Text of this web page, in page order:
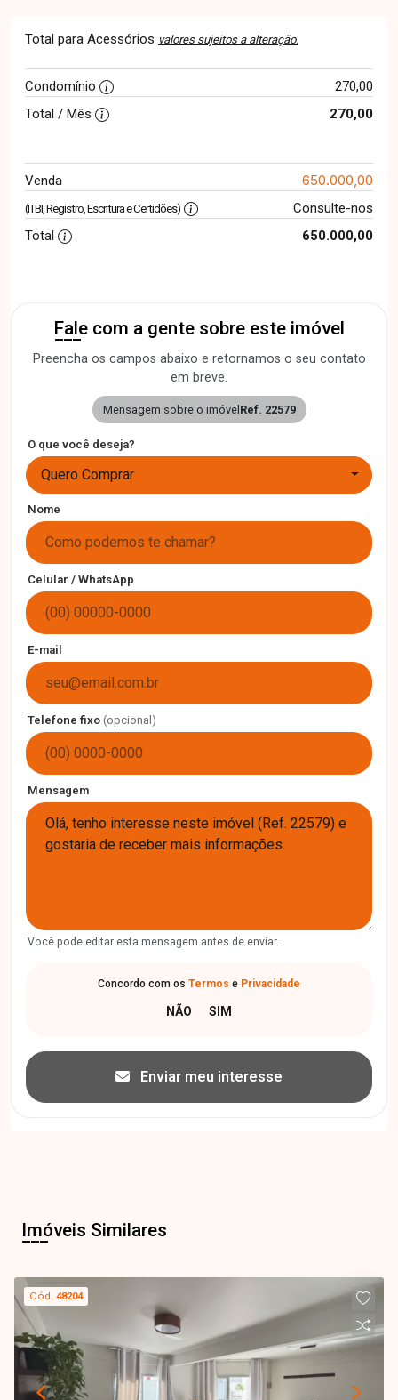
Total para Acessórios valores sujeitos a alteração.
Condomínio
270,00
Total / Mês
270,00
Venda 650.000,00
(ITBI, Registro, Escritura e Certidões)
Consulte-nos
Total
650.000,00
Fale com a gente sobre este imóvel
Preencha os campos abaixo e retornamos o seu contato
em breve.
Mensagem sobre o imóvelRef. 22579
O que você deseja?
Quero Comprar
Nome
Celular / WhatsApp
E-mail
Telefone fixo (opcional)
Mensagem
Você pode editar esta mensagem antes de enviar.
Concordo com os Termos e Privacidade
Enviar meu interesse
Imóveis Similares
Cód.48204